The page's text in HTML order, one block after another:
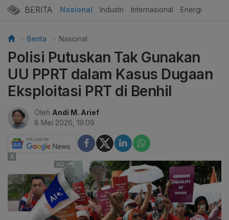
BERITA Nasional Industri Internasional Energi
Berita Nasional
Polisi Putuskan Tak Gunakan
UU PPRT dalam Kasus Dugaan
Eksploitasi PRT di Benhil
Oleh Andi M. Arief
8 Mei 2026, 19:09
X